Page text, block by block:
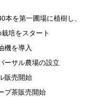
本を第一圃場に植樹し、
培をスタート
機を導入
ーサル農場の設立
販売開始
ブ茶販売開始